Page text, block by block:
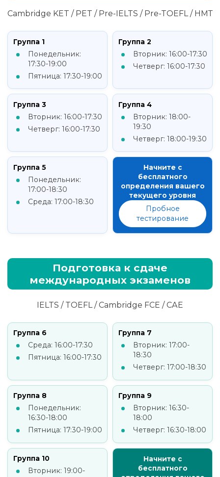
Cambridge KET / PET / Pre-IELTS / Pre-TOEFL / НМТ
Группа 1
Понедельник:
17:30-19:00
Пятница: 17:30-19:00
Группа 2
Вторник: 16:00-17:30
Четверг: 16:00-17:30
Группа 3
Вторник: 16:00-17:30
Четверг: 16:00-17:30
Группа 4
Вторник: 18:00-
19:30
Четверг: 18:00-19:30
Группа 5
Понедельник:
17:00-18:30
Среда: 17:00-18:30
Начните с
бесплатного
определения вашего
текущего уровня
Пробное
тестирование
Подготовка к сдаче
международных экзаменов
IELTS / TOEFL / Cambridge FCE / CAE
Группа 6
Среда: 16:00-17:30
Пятница: 16:00-17:30
Группа 7
Вторник: 17:00-
18:30
Четверг: 17:00-18:30
Группа 8
Понедельник:
16:30-18:00
Пятница: 17:30-19:00
Группа 9
Вторник: 16:30-
18:00
Четверг: 16:30-18:00
Группа 10
Вторник: 19:00-
Начните с
бесплатного